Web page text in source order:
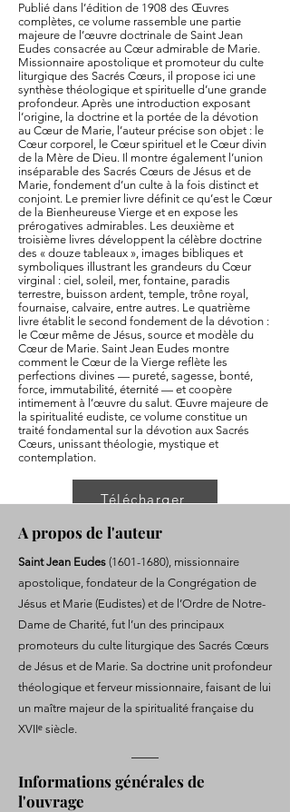
Publié dans l’édition de 1908 des Œuvres
complètes, ce volume rassemble une partie
majeure de l’œuvre doctrinale de Saint Jean
Eudes consacrée au Cœur admirable de Marie.
Missionnaire apostolique et promoteur du culte
liturgique des Sacrés Cœurs, il propose ici une
synthèse théologique et spirituelle d’une grande
profondeur. Après une introduction exposant
l’origine, la doctrine et la portée de la dévotion
au Cœur de Marie, l’auteur précise son objet : le
Cœur corporel, le Cœur spirituel et le Cœur divin
de la Mère de Dieu. Il montre également l’union
inséparable des Sacrés Cœurs de Jésus et de
Marie, fondement d’un culte à la fois distinct et
conjoint. Le premier livre définit ce qu’est le Cœur
de la Bienheureuse Vierge et en expose les
prérogatives admirables. Les deuxième et
troisième livres développent la célèbre doctrine
des « douze tableaux », images bibliques et
symboliques illustrant les grandeurs du Cœur
virginal : ciel, soleil, mer, fontaine, paradis
terrestre, buisson ardent, temple, trône royal,
fournaise, calvaire, entre autres. Le quatrième
livre établit le second fondement de la dévotion :
le Cœur même de Jésus, source et modèle du
Cœur de Marie. Saint Jean Eudes montre
comment le Cœur de la Vierge reflète les
perfections divines — pureté, sagesse, bonté,
force, immutabilité, éternité — et coopère
intimement à l’œuvre du salut. Œuvre majeure de
la spiritualité eudiste, ce volume constitue un
traité fondamental sur la dévotion aux Sacrés
Cœurs, unissant théologie, mystique et
contemplation.
Télécharger
A propos de l'auteur
Saint Jean Eudes (1601-1680), missionnaire
apostolique, fondateur de la Congrégation de
Jésus et Marie (Eudistes) et de l’Ordre de Notre-
Dame de Charité, fut l’un des principaux
promoteurs du culte liturgique des Sacrés Cœurs
de Jésus et de Marie. Sa doctrine unit profondeur
théologique et ferveur missionnaire, faisant de lui
un maître majeur de la spiritualité française du
XVIIᵉ siècle.
Informations générales de
l'ouvrage